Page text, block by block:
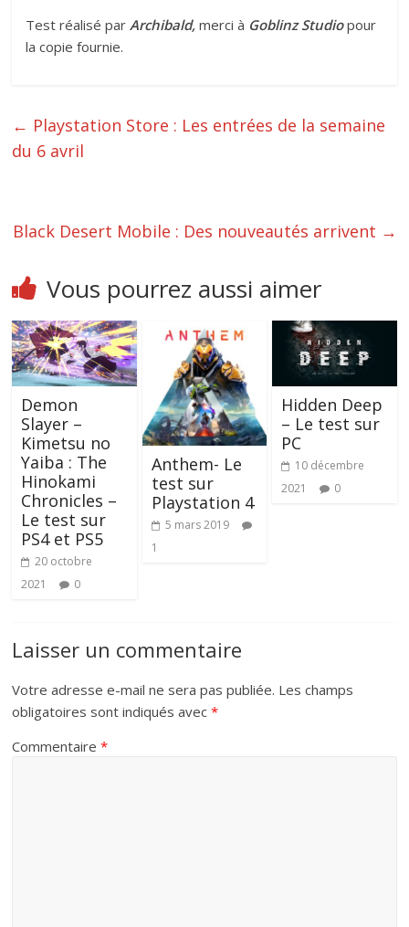
Test réalisé parArchibald,merci à Goblinz Studiopour
la copie fournie.
← Playstation Store : Les entrées de la semaine
du 6 avril
Black Desert Mobile : Des nouveautés arrivent →
Vous pourrez aussi aimer
Demon
Slayer –
Kimetsu no
Yaiba : The
Hinokami
Chronicles –
Le test sur
PS4 et PS5
20 octobre
2021
0
Anthem- Le
test sur
Playstation 4
5 mars 2019
1
Hidden Deep
– Le test sur
PC
10 décembre
2021
0
Laisser un commentaire
Votre adresse e-mail ne sera pas publiée. Les champs
obligatoires sont indiqués avec*
Commentaire*